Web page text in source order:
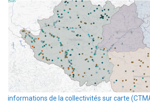
informations de la collectivités sur carte